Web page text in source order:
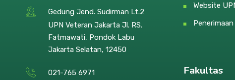
Gedung Jend. Sudirman Lt.2
UPN Veteran Jakarta Jl. RS.
Fatmawati, Pondok Labu
Jakarta Selatan, 12450
021-765 6971
Website
Fakultas